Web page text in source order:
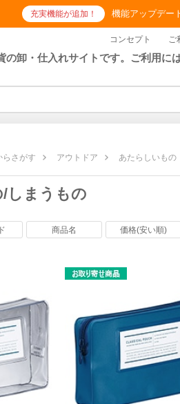
充実機能が追加！ 機能アップデー
コンセプト ご
の卸・仕入れサイトです。ご利用に
らさがす アウトドア あたらしいもの
しまうもの
商品名 価格(安い順)